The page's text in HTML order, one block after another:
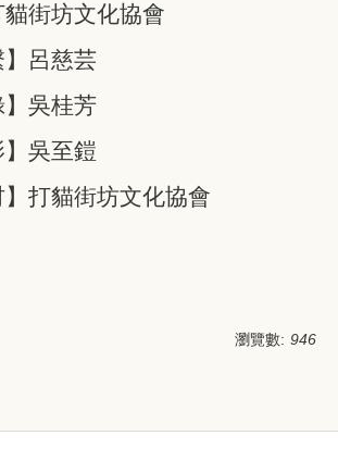
貓街坊文化協會
】呂慈芸
】吳桂芳
】吳至鎧
】打貓街坊文化協會
瀏覽數: 946